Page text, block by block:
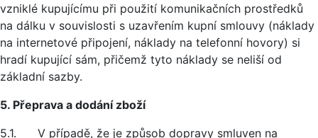
vzniklé kupujícímu při použití komunikačních prostředků
na dálku v souvislosti s uzavřením kupní smlouvy (náklady
na internetové připojení, náklady na telefonní hovory) si
hradí kupující sám, přičemž tyto náklady se neliší od
základní sazby.
5. Přeprava a dodání zboží
5.1. V případě, že je způsob dopravy smluven na